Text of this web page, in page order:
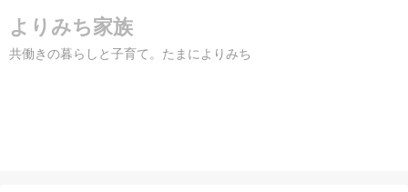
よりみち家族
共働きの暮らしと子育て。たまによりみち